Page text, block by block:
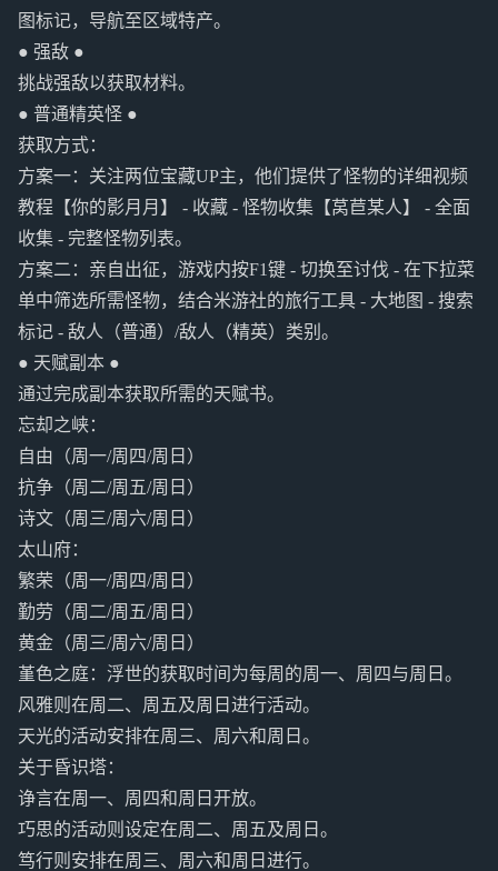
图标记，导航至区域特产。
● 强敌 ●
挑战强敌以获取材料。
● 普通精英怪 ●
获取方式：
方案一：关注两位宝藏UP主，他们提供了怪物的详细视频
教程【你的影月月】 - 收藏 - 怪物收集【莴苣某人】 - 全面
收集 - 完整怪物列表。
方案二：亲自出征，游戏内按F1键 - 切换至讨伐 - 在下拉菜
单中筛选所需怪物，结合米游社的旅行工具 - 大地图 - 搜索
标记 - 敌人（普通）/敌人（精英）类别。
● 天赋副本 ●
通过完成副本获取所需的天赋书。
忘却之峡：
自由（周一/周四/周日）
抗争（周二/周五/周日）
诗文（周三/周六/周日）
太山府：
繁荣（周一/周四/周日）
勤劳（周二/周五/周日）
黄金（周三/周六/周日）
堇色之庭：浮世的获取时间为每周的周一、周四与周日。
风雅则在周二、周五及周日进行活动。
天光的活动安排在周三、周六和周日。
关于昏识塔：
诤言在周一、周四和周日开放。
巧思的活动则设定在周二、周五及周日。
笃行则安排在周三、周六和周日进行。